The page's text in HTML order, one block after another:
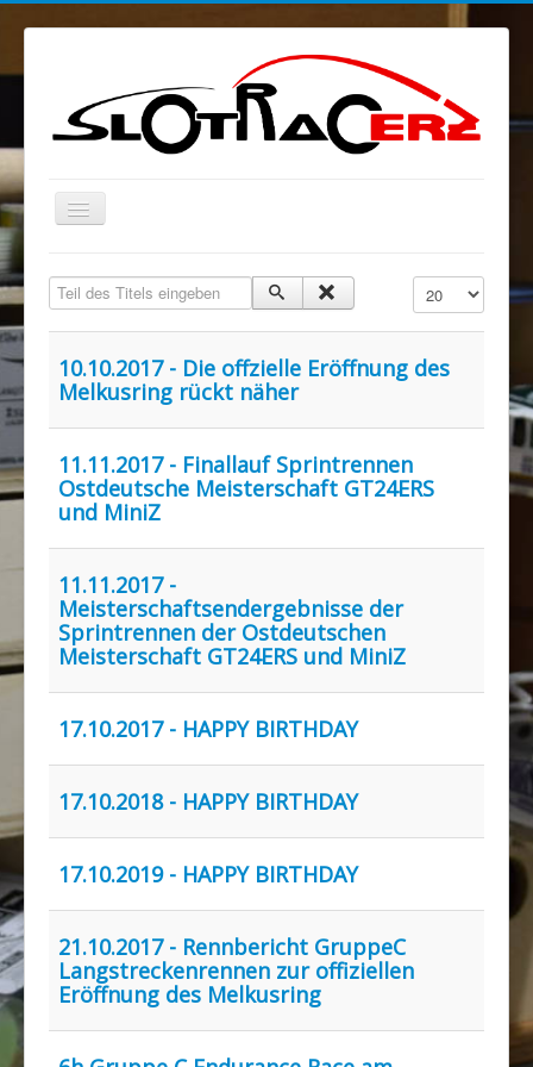
Navigation
an/aus
MELKUSRING
Verein
Sponsoren/Förderer
Spenden
Rechtliches
Rennbahn mieten!
Teil des Titels eingeben Anzeige #
10.10.2017 - Die offzielle Eröffnung des
Melkusring rückt näher
11.11.2017 - Finallauf Sprintrennen
Ostdeutsche Meisterschaft GT24ERS
und MiniZ
11.11.2017 -
Meisterschaftsendergebnisse der
Sprintrennen der Ostdeutschen
Meisterschaft GT24ERS und MiniZ
17.10.2017 - HAPPY BIRTHDAY
17.10.2018 - HAPPY BIRTHDAY
17.10.2019 - HAPPY BIRTHDAY
21.10.2017 - Rennbericht GruppeC
Langstreckenrennen zur offiziellen
Eröffnung des Melkusring